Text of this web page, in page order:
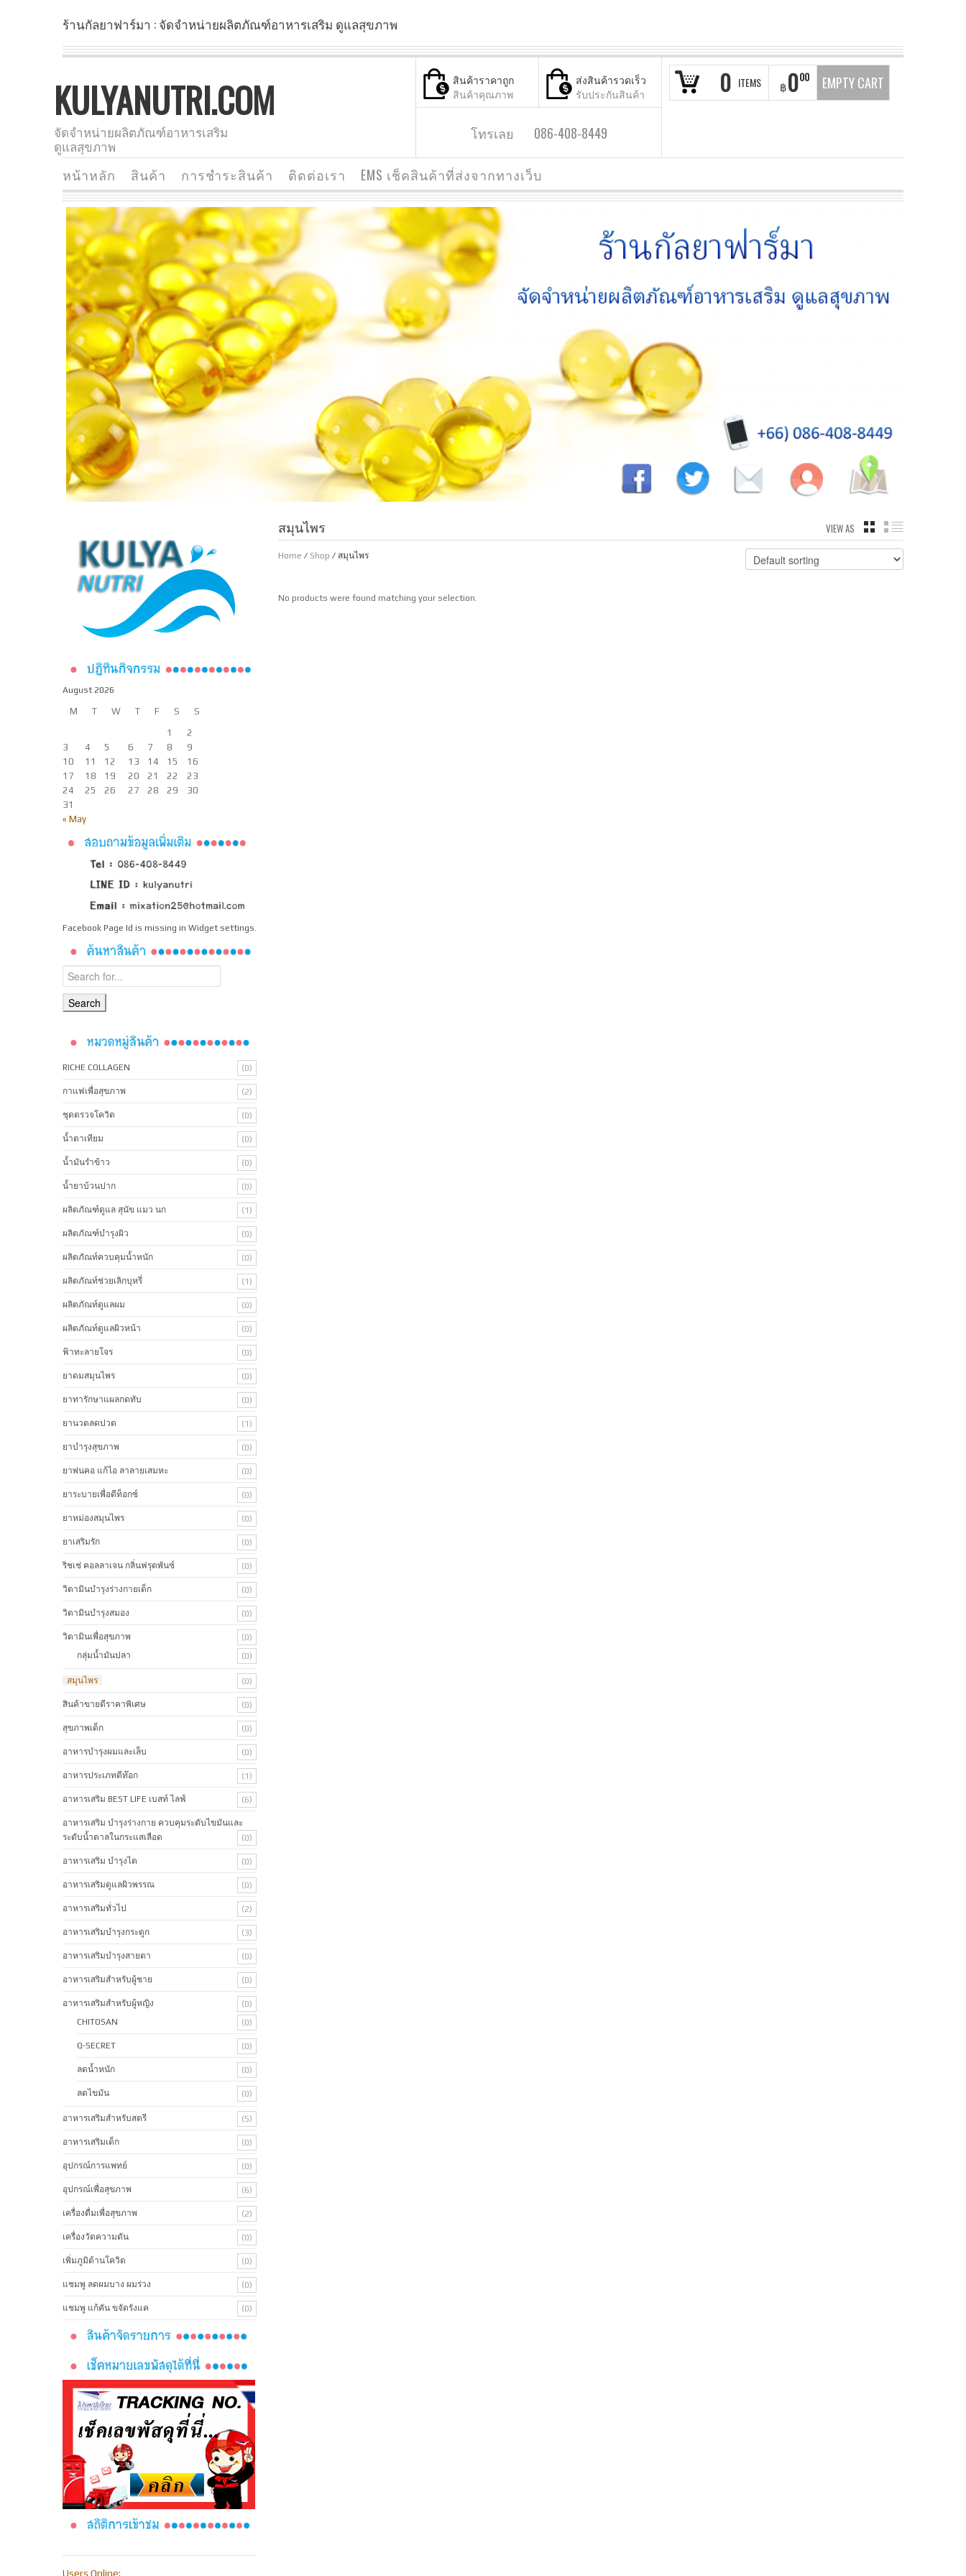
ร้านกัลยาฟาร์มา : จัดจำหน่ายผลิตภัณฑ์อาหารเสริม ดูแลสุขภาพ
KULYANUTRI.COM
จัดจำหน่ายผลิตภัณฑ์อาหารเสริม
ดูแลสุขภาพ
0 ITEMS ฿000 EMPTY CART
สินค้าราคาถูก
สินค้าคุณภาพ
ส่งสินค้ารวดเร็ว
รับประกันสินค้า
โทรเลย 086-408-8449
หน้าหลัก สินค้า การชำระสินค้า ติดต่อเรา EMS เช็คสินค้าที่ส่งจากทางเว็บ
สมุนไพร VIEW AS GRID
Home / Shop / สมุนไพร
No products were found matching your selection.
August 2026
M T W T F S S
« May
1
2
3
4 5 6 7 8
9
10
11 12 13 14 15
16
17
18 19 20 21 22
23
24
25 26 27 28 29
30
31
Facebook Page Id is missing in Widget settings.
RICHE COLLAGEN (0)
กาแฟเพื่อสุขภาพ (2)
ชุดตรวจโควิด (0)
น้ำตาเทียม (0)
น้ำมันรำข้าว (0)
น้ำยาบ้วนปาก (0)
ผลิตภัณฑ์ดูแล สุนัข แมว นก (1)
ผลิตภัณฑ์บํารุงผิว (0)
ผลิตภัณท์ควบคุมน้ำหนัก (0)
ผลิตภัณท์ช่วยเลิกบุหรี่ (1)
ผลิตภัณท์ดูแลผม (0)
ผลิตภัณท์ดูแลผิวหน้า (0)
ฟ้าทะลายโจร (0)
ยาดมสมุนไพร (0)
ยาทารักษาแผลกดทับ (0)
ยานวดลดปวด (1)
ยาบำรุงสุขภาพ (0)
ยาพ่นคอ แก้ไอ ลาลายเสมหะ (0)
ยาระบายเพื่อดีท็อกซ์ (0)
ยาหม่องสมุนไพร (0)
ยาเสริมรัก (0)
ริชเช่ คอลลาเจน กลิ่นฟรุตพันซ์ (0)
วิตามินบำรุงร่างกายเด็ก (0)
วิตามินบำรุงสมอง (0)
วิตามินเพื่อสุขภาพ
(0)
กลุ่มน้ำมันปลา
(0)
สมุนไพร (0)
สินค้าขายดีราคาพิเศษ (0)
สุขภาพเด็ก (0)
อาหารบำรุงผมและเล็บ (0)
อาหารประเภทดีท๊อก (1)
อาหารเสริม BEST LIFE เบสท์ ไลฟ์ (6)
อาหารเสริม บำรุงร่างกาย ควบคุมระดับไขมันและ
ระดับน้ำตาลในกระแสเลือด
(0)
อาหารเสริม บำรุงไต (0)
อาหารเสริมดูแลผิวพรรณ (0)
อาหารเสริมทั่วไป (2)
อาหารเสริมบำรุงกระดูก (3)
อาหารเสริมบำรุงสายตา (0)
อาหารเสริมสำหรับผู้ชาย (0)
อาหารเสริมสำหรับผู้หญิง
(0)
CHITOSAN
(0)
Q-SECRET (0)
ลดน้ำหนัก (0)
ลดไขมัน (0)
อาหารเสริมสำหรับสตรี (5)
อาหารเสริมเด็ก (0)
อุปกรณ์การแพทย์ (0)
อุปกรณ์เพื่อสุขภาพ (6)
เครื่องดื่มเพื่อสุขภาพ (2)
เครื่องวัดความดัน (0)
เพิ่มภูมิต้านโควิด (0)
แชมพู ลดผมบาง ผมร่วง (0)
แชมพู แก้คัน ขจัดรังแค (0)
Users Online: